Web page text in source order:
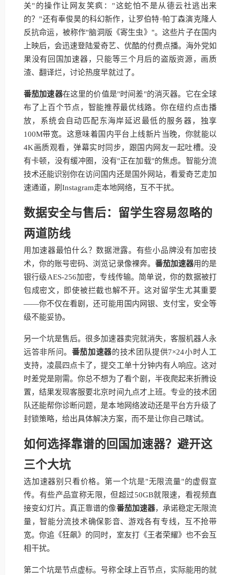
关"的操作让网友笑疯："这蛇怕不是从德云社逃出来
的？"还有奉俊昊的科幻新作，让罗伯特·帕丁森演克隆人
反抗命运，被称作"脑洞版《寄生虫》"。这些片子在国内
上映后，会迅速登陆爱奇艺、优酷的付费点播。海外党如
果没有回国加速器，只能等三个月后的盗版资源，画质
渣、翻译烂，讨论热度早就过了。
番茄加速器在这里的价值是"时间差"的消灭器。它在全球
布了上百个节点，智能推荐最优线路。你在纽约点击播
放，系统会自动匹配东海岸延迟最低的服务器，独享
100M带宽。这意味着国内平台上线新片当晚，你就能以
4K画质观看，弹幕实时同步，跟国内网友一起吐槽。没
有卡顿，没有缓冲圈，没有"正在加载"的焦虑。智能分流
技术还能识别你在访问国内还是国外网站，看爱奇艺走加
速通道，刷Instagram走本地网络，互不干扰。
数据安全与售后：留学生容易忽略的
两道防线
用加速器最怕什么？数据泄露。有些小品牌没有加密技
术，你的账号密码、浏览记录像裸奔。 番茄加速器用的是
银行级AES-256加密，专线传输。简单说，你的数据被打
包成密文，即使被拦截也解不开。这对留学生尤其重要
——你不仅在看剧，还可能用国内网银、支付宝，安全等
级不能妥协。
另一个坑是售后。很多加速器卖完就消失，客服机器人永
远答非所问。 番茄加速器的技术团队提供7×24小时人工
支持，凌晨四点卡了，提交工单十分钟内有人响应。这对
时差党是刚需。你总不想为了看个剧，半夜爬起来折腾设
置，结果发现客服要北京时间九点才上班。专业的技术团
队还能帮你诊断问题，是本地网络波动还是平台方升级了
封锁策略，给出具体解决方案，而不是让你自己瞎试。
如何选择靠谱的回国加速器？避开这
三个大坑
选加速器别只看价格。第一个坑是"无限流量"的虚假宣
传。有些产品宣称无限，但超过50GB就限速，看视频直
接变幻灯片。真正靠谱的像番茄加速器，承诺稳定无限流
量，智能分流技术确保影音、游戏各有专线，互不抢带
宽。你追《狂飙》的同时，室友打《王者荣耀》也不会互
相干扰。
第二个坑是节点虚标。号称全球上百节点，实际能用的就